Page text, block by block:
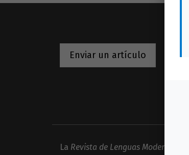
Enviar un artículo
La Revista de Lenguas Modernas